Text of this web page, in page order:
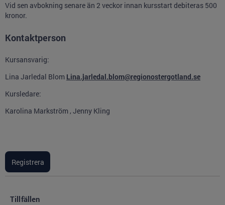
Vid sen avbokning senare än 2 veckor innan kursstart debiteras 500
kronor.
Kontaktperson
Kursansvarig:
Lina Jarledal Blom Lina.jarledal.blom@regionostergotland.se
Kursledare:
Karolina Markström , Jenny Kling
Tillfällen